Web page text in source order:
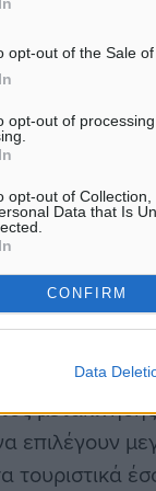
opt-out of the Sale
opt-out of
opt-out of
Data that Is
CONFIRM
Data
στην
και στη
πανδημία, με
μέσα στον
παραμονής των
όπως ο
τη σημασία
από τον
με
με
επιλέγουν
τουριστικά